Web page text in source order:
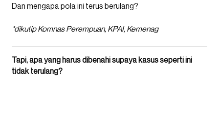
Dan mengapa pola ini terus berulang?
*dikutip Komnas Perempuan, KPAI, Kemenag
Tapi, apa yang harus dibenahi supaya kasus seperti ini
tidak terulang?